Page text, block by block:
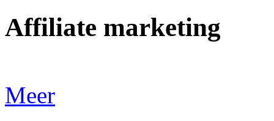
Affiliate marketing
Meer